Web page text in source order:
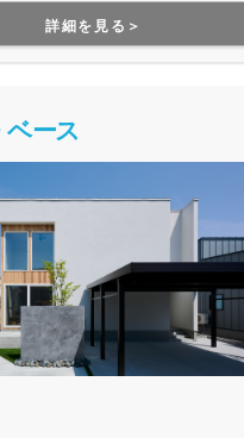
ストパフォーマンスの両立を
月々無理なくお支払いできる
てくれます。
詳細を見る＞
ース